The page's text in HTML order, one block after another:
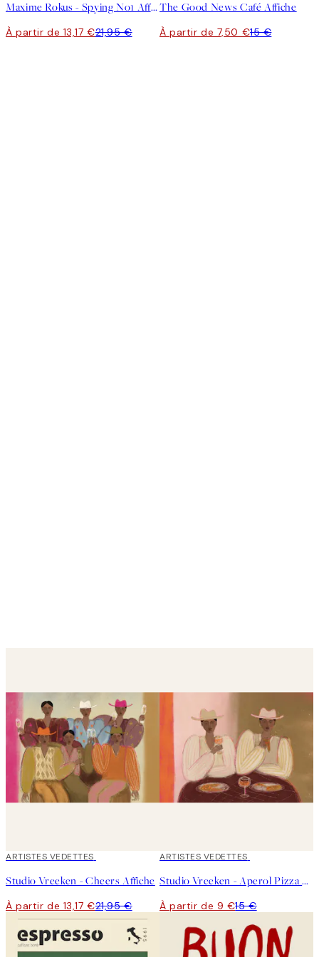
Maxime Rokus - Spying No1 Affiche
À partir de 13,17 €21,95 €
The Good News Café Affiche
À partir de 7,50 €15 €
40%*
ARTISTES VEDETTES
Studio Vreeken - Cheers Affiche
À partir de 13,17 €21,95 €
40%*
ARTISTES VEDETTES
Studio Vreeken - Aperol Pizza Party Affiche
À partir de 9 €15 €